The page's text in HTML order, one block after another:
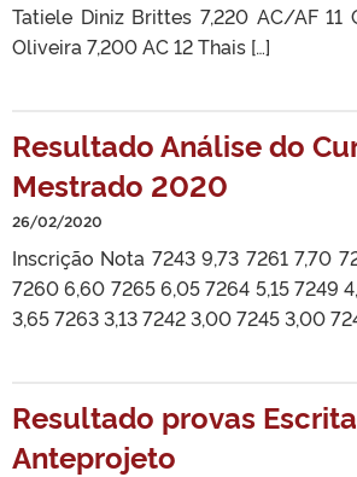
Tatiele Diniz Brittes 7,220 AC/AF 11
Oliveira 7,200 AC 12 Thais […]
Resultado Análise do
Mestrado 2020
26/02/2020
Inscrição Nota 7243 9,73 7261 7,70
7260 6,60 7265 6,05 7264 5,15 7249
3,65 7263 3,13 7242 3,00 7245 3,00
Resultado provas
Anteprojeto